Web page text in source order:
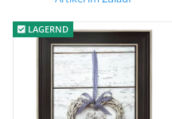
LAGERND